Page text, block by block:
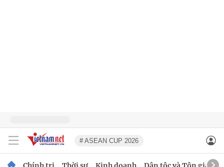
# ASEAN CUP 2026